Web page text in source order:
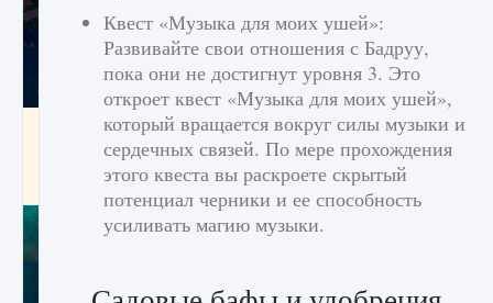
Как разблокировать заклинание Крист в
Creatures of Ava
9 августа 2024 1 393 0 0
Квест «Музыка для моих ушей»:
Развивайте свои отношения с Бадруу,
пока они не достигнут уровня 3. Это
откроет квест «Музыка для моих ушей»,
который вращается вокруг силы музыки и
сердечных связей. По мере прохождения
этого квеста вы раскроете скрытый
потенциал черники и ее способность
усиливать магию музыки.